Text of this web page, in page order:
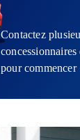
Contactez
pour commencer